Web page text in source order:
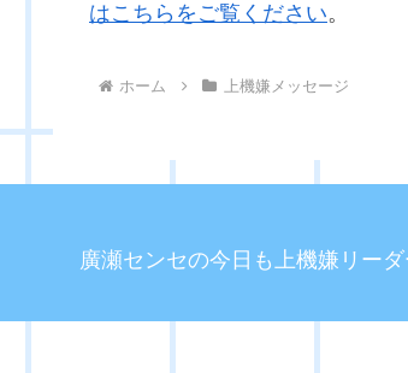
はこちらをご覧ください。
ホーム 上機嫌メッセージ
廣瀬センセの今日も上機嫌リーダ